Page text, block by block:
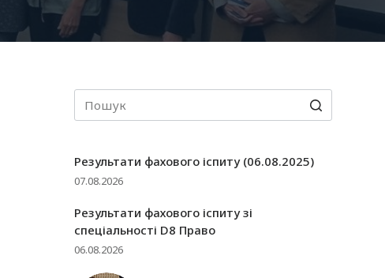
Результати фахового іспиту (06.08.2025)
07.08.2026
Результати фахового іспиту зі
спеціальності D8 Право
06.08.2026